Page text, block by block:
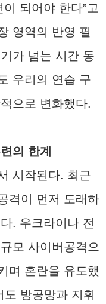
되어야 한다”고
영역의 반영 필
가 넘는 시간 동
우리의 연습 구
으로 변화했다.
의 한계
시작된다. 최근
격이 먼저 도래하
. 우크라이나 전
모 사이버공격으
며 혼란을 유도했
방공망과 지휘